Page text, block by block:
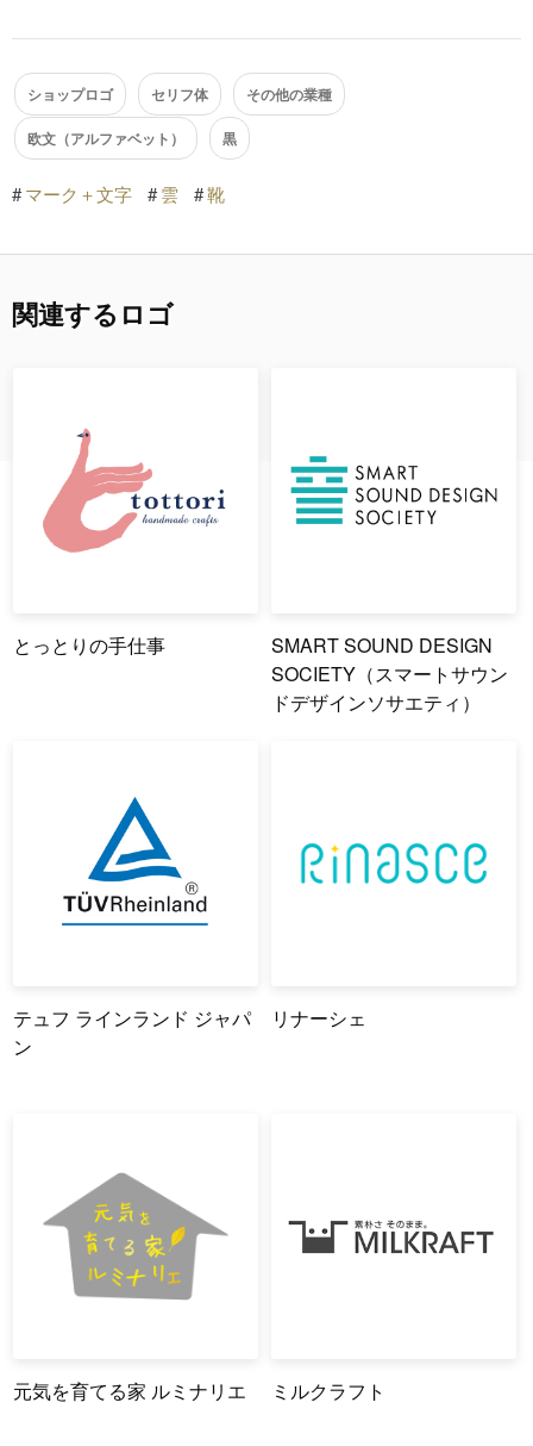
ショップロゴ セリフ体 その他の業種
欧文（アルファベット） 黒
#マーク＋文字 #雲 #靴
関連するロゴ
とっとりの手仕事
SMART SOUND DESIGN
SOCIETY（スマートサウン
ドデザインソサエティ）
テュフ ラインランド ジャパ
ン
リナーシェ
元気を育てる家 ルミナリエ ミルクラフト